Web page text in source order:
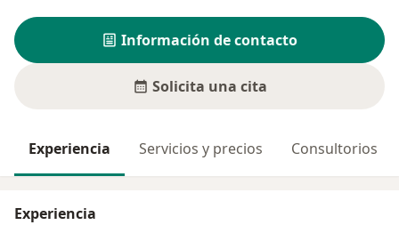
Información de contacto
Solicita una cita
Experiencia Servicios y precios Consultorios
Experiencia